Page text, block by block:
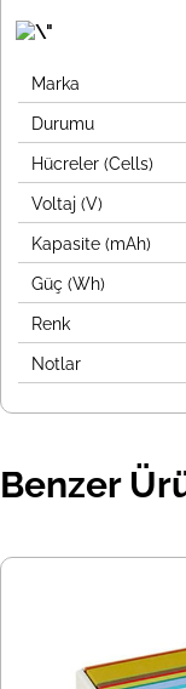
Marka
Durumu
Hücreler (Cells)
Voltaj (V)
Kapasite (mAh)
Güç (Wh)
Renk
Notlar
Benzer